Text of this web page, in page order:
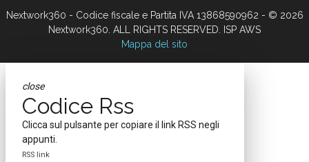
Nextwork360 - Codice fiscale e Partita IVA 13868590962 - © 2026
Nextwork360. ALL RIGHTS RESERVED. ISP AWS
Mappa del sito
close
Codice Rss
Clicca sul pulsante per copiare il link RSS negli
appunti.
RSS link